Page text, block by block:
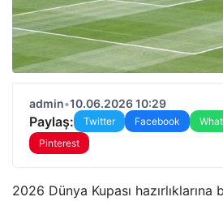
admin•10.06.2026 10:29
Paylaş: Twitter Facebook
Pinterest
2026 Dünya Kupası hazırlıklarına